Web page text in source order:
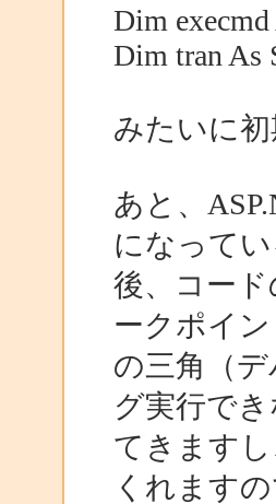
Dim
Dim tran As
みたいに
あと、
になって
後、コー
ークポイ
の三角（
グ実行で
てきます
くれます